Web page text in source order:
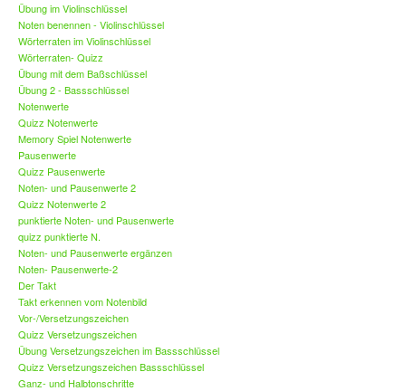
Übung im Violinschlüssel
Noten benennen - Violinschlüssel
Wörterraten im Violinschlüssel
Wörterraten- Quizz
Übung mit dem Baßschlüssel
Übung 2 - Bassschlüssel
Notenwerte
Quizz Notenwerte
Memory Spiel Notenwerte
Pausenwerte
Quizz Pausenwerte
Noten- und Pausenwerte 2
Quizz Notenwerte 2
punktierte Noten- und Pausenwerte
quizz punktierte N.
Noten- und Pausenwerte ergänzen
Noten- Pausenwerte-2
Der Takt
Takt erkennen vom Notenbild
Vor-/Versetzungszeichen
Quizz Versetzungszeichen
Übung Versetzungszeichen im Bassschlüssel
Quizz Versetzungszeichen Bassschlüssel
Ganz- und Halbtonschritte